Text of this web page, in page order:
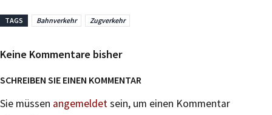
TAGS Bahnverkehr Zugverkehr
Keine Kommentare bisher
SCHREIBEN SIE EINEN KOMMENTAR
Sie müssen angemeldetsein, um einen Kommentar